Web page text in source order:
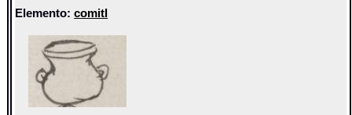
Elemento:comitl